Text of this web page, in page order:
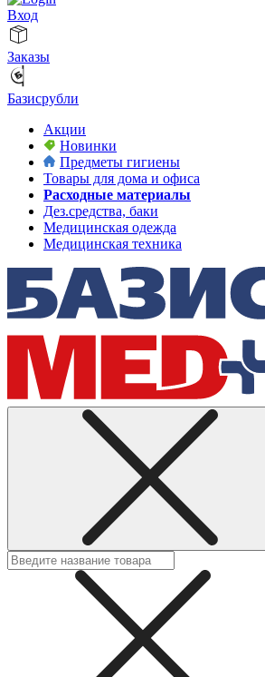
Вход
Заказы
Базисрубли
Акции
Новинки
Предметы гигиены
Товары для дома и офиса
Расходные материалы
Дез.средства, баки
Медицинская одежда
Медицинская техника